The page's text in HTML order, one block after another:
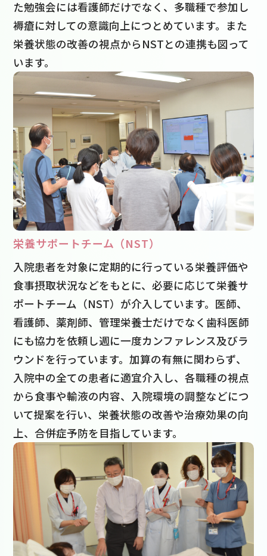
た勉強会には看護師だけでなく、多職種で参加し
褥瘡に対しての意識向上につとめています。また
栄養状態の改善の視点からNSTとの連携も図って
います。
栄養サポートチーム（NST）
入院患者を対象に定期的に行っている栄養評価や
食事摂取状況などをもとに、必要に応じて栄養サ
ポートチーム（NST）が介入しています。医師、
看護師、薬剤師、管理栄養士だけでなく歯科医師
にも協力を依頼し週に一度カンファレンス及びラ
ウンドを行っています。加算の有無に関わらず、
入院中の全ての患者に適宜介入し、各職種の視点
から食事や輸液の内容、入院環境の調整などにつ
いて提案を行い、栄養状態の改善や治療効果の向
上、合併症予防を目指しています。